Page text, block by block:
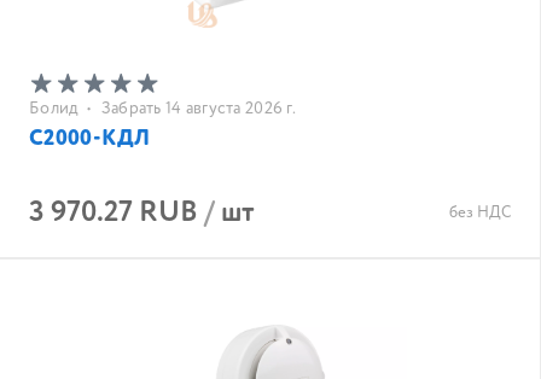
Болид • Забрать 14 августа 2026 г.
С2000-КДЛ
3 970.27 RUB/шт без НДС